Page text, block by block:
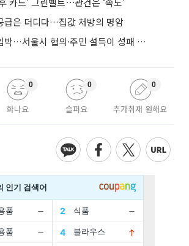
급은 더디다…집값 처방의 명암
정부 공급카드 임박…서울시 협의·주민 설득이 성패 가른다
화나요
0
슬퍼요
0
추가취재 원해요
0